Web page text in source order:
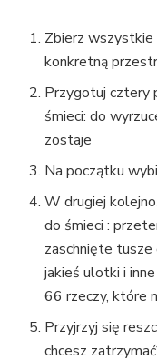
Zbierz wszystkie
konkretną
Przygotuj cztery
śmieci: do
zostaje
Na początku
W drugiej
do śmieci :
zaschnięte tusze
jakieś ulotki i
66 rzeczy, które
Przyjrzyj się
chcesz